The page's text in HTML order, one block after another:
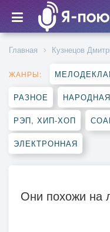
Главная Кузнецов
ЖАНРЫ:
РАЗНОЕ НАРОДНАЯ
РЭП, ХИП-ХОП
ЭЛЕКТРОННАЯ
Они похожи на